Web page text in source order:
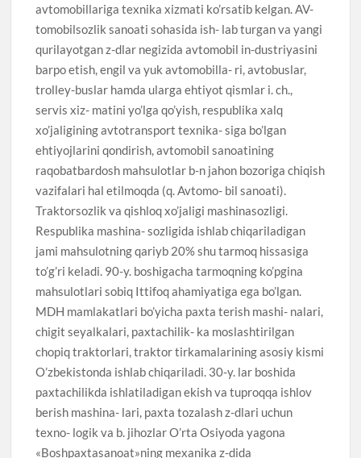
avtomobillariga texnika xizmati ko’rsatib kelgan. AV-
tomobilsozlik sanoati sohasida ish- lab turgan va yangi
qurilayotgan z-dlar negizida avtomobil in-dustriyasini
barpo etish, engil va yuk avtomobilla- ri, avtobuslar,
trolley-buslar hamda ularga ehtiyot qismlar i. ch.,
servis xiz- matini yo’lga qo’yish, respublika xalq
xo’jaligining avtotransport texnika- siga bo’lgan
ehtiyojlarini qondirish, avtomobil sanoatining
raqobatbardosh mahsulotlar b-n jahon bozoriga chiqish
vazifalari hal etilmoqda (q. Avtomo- bil sanoati).
Traktorsozlik va qishloq xo’jaligi mashinasozligi.
Respublika mashina- sozligida ishlab chiqariladigan
jami mahsulotning qariyb 20% shu tarmoq hissasiga
to’g’ri keladi. 90-y. boshigacha tarmoqning ko’pgina
mahsulotlari sobiq Ittifoq ahamiyatiga ega bo’lgan.
MDH mamlakatlari bo’yicha paxta terish mashi- nalari,
chigit seyalkalari, paxtachilik- ka moslashtirilgan
chopiq traktorlari, traktor tirkamalarining asosiy kismi
O’zbekistonda ishlab chiqariladi. 30-y. lar boshida
paxtachilikda ishlatiladigan ekish va tuproqqa ishlov
berish mashina- lari, paxta tozalash z-dlari uchun
texno- logik va b. jihozlar O’rta Osiyoda yagona
«Boshpaxtasanoat»ning mexanika z-dida